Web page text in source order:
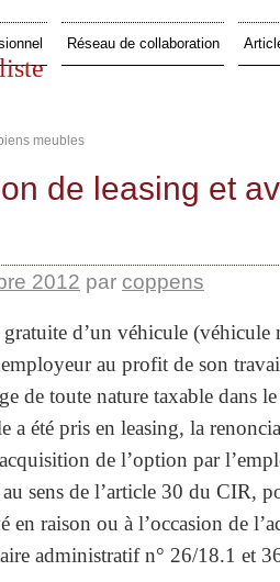
Réseau de collaboration
meubles
de leasing et
2012 par coppens
d’un véhicule (véhicule
au profit de son
de toute nature taxable dans
a été pris en leasing, la
de l’option par
sens de l’article 30 du CIR,
en raison ou à l’occasion de
administratif n° 26/18.1 et